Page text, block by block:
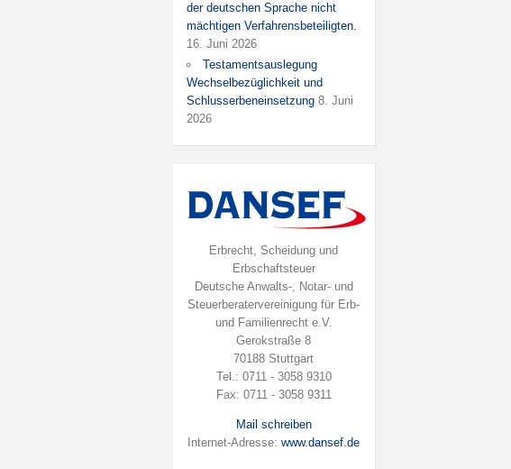
der deutschen Sprache nicht
mächtigen Verfahrensbeteiligten.
16. Juni 2026
Testamentsauslegung
Wechselbezüglichkeit und
Schlusserbeneinsetzung 8. Juni
2026
Erbrecht, Scheidung und
Erbschaftsteuer
Deutsche Anwalts-, Notar- und
Steuerberatervereinigung für Erb-
und Familienrecht e.V.
Gerokstraße 8
70188 Stuttgart
Tel.: 0711 - 3058 9310
Fax: 0711 - 3058 9311
Mail schreiben
Internet-Adresse:www.dansef.de